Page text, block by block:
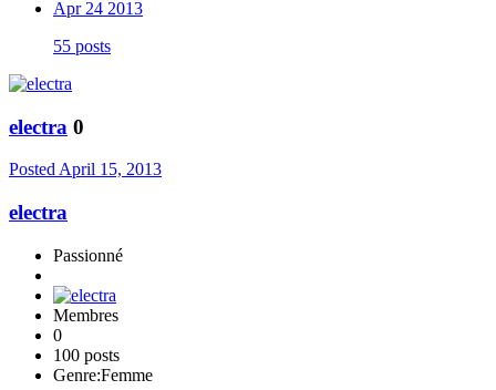
Apr 24 2013
55 posts
electra 0
Posted April 15, 2013
electra
Passionné
Membres
0
100 posts
Genre:Femme